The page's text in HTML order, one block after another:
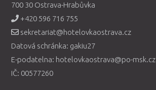
700 30 Ostrava-Hrabůvka
+420 596 716 755
sekretariat@hotelovkaostrava.cz
Datová schránka: gakiu27
E-podatelna: hotelovkaostrava@po-msk.cz
IČ: 00577260